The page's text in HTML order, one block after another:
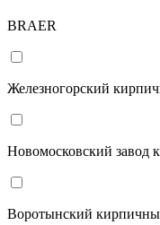
BRAER
Железногорский
Новомосковский завод
Воротынский